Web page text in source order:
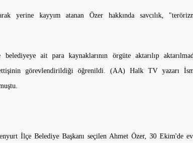
yerine kayyım atanan Özer hakkında savcılık,
ait para kaynaklarının örgüte aktarılıp
görevlendirildiği öğrenildi. (AA) Halk TV yazarı
İlçe Belediye Başkanı seçilen Ahmet Özer, 30 Ekim'de